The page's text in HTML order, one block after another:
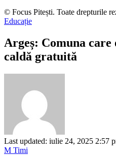
© Focus Pitești. Toate drepturile
Educație
Argeș: Comuna
caldă gratuită
Last updated: iulie 24, 2025 2:57
M Timi